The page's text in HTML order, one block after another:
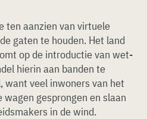
ten aanzien van virtuele
gaten te houden. Het land
op de introductie van wet-
hierin aan banden te
want veel inwoners van het
wagen gesprongen en slaan
in de wind.